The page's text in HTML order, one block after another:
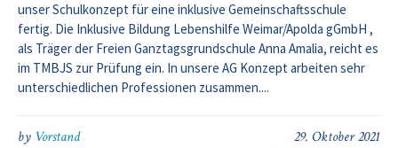
unser Schulkonzept für eine inklusive Gemeinschaftsschule
fertig. Die Inklusive Bildung Lebenshilfe Weimar/Apolda gGmbH ,
als Träger der Freien Ganztagsgrundschule Anna Amalia, reicht es
im TMBJS zur Prüfung ein. In unsere AG Konzept arbeiten sehr
unterschiedlichen Professionen zusammen....
29. Oktober 2021
by Vorstand